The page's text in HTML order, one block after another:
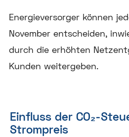
Energieversorger können
November entscheiden,
durch die erhöhten
Kunden weitergeben.
Einfluss der CO₂-
Strompreis